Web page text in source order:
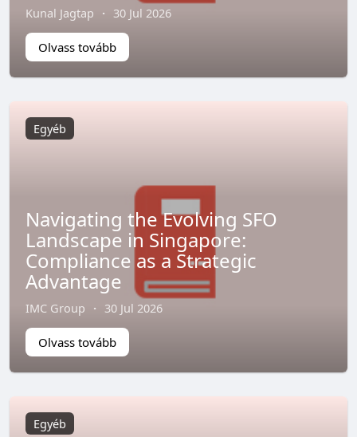
Kunal Jagtap · 30 Jul 2026
Olvass tovább
Egyéb
Navigating the Evolving SFO
Landscape in Singapore:
Compliance as a Strategic
Advantage
IMC Group · 30 Jul 2026
Olvass tovább
Egyéb